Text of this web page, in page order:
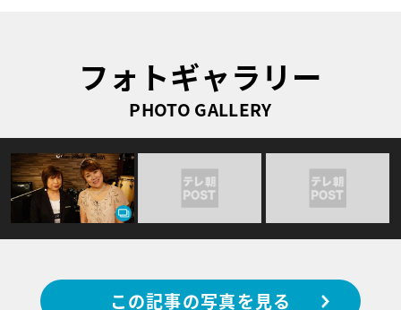
フォトギャラリー
PHOTO GALLERY
この記事の写真を見る